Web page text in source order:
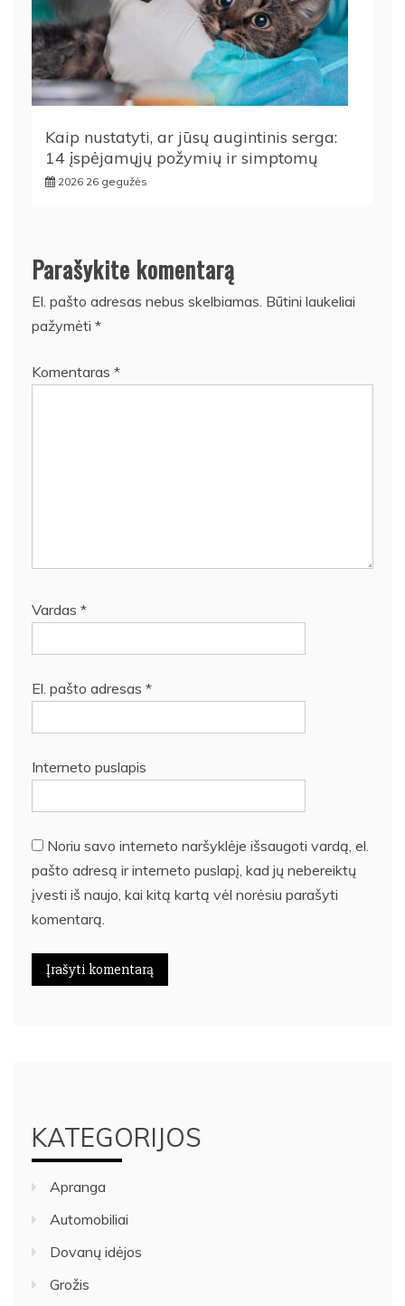
Kaip nustatyti, ar jūsų augintinis serga:
14 įspėjamųjų požymių ir simptomų
2026 26 gegužės
Parašykite komentarą
El. pašto adresas nebus skelbiamas. Būtini laukeliai
pažymėti *
Komentaras *
Vardas *
El. pašto adresas *
Interneto puslapis
Noriu savo interneto naršyklėje išsaugoti vardą, el.
pašto adresą ir interneto puslapį, kad jų nebereiktų
įvesti iš naujo, kai kitą kartą vėl norėsiu parašyti
komentarą.
KATEGORIJOS
Apranga
Automobiliai
Dovanų idėjos
Grožis